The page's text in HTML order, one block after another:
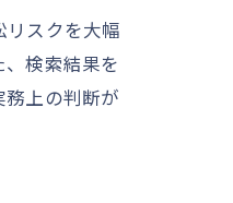
スクを大幅
検索結果を
上の判断が